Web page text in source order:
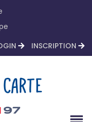
INSCRIPTION